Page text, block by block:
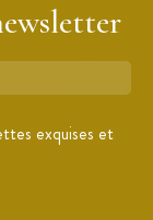
exquises et